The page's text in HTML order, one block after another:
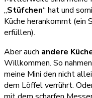
„Stüfchen“ hat und
Küche herankommt (ein
erfüllen).
Aber auch andere
Willkommen. So
meine Mini den nicht
dem Löffel verrührt.